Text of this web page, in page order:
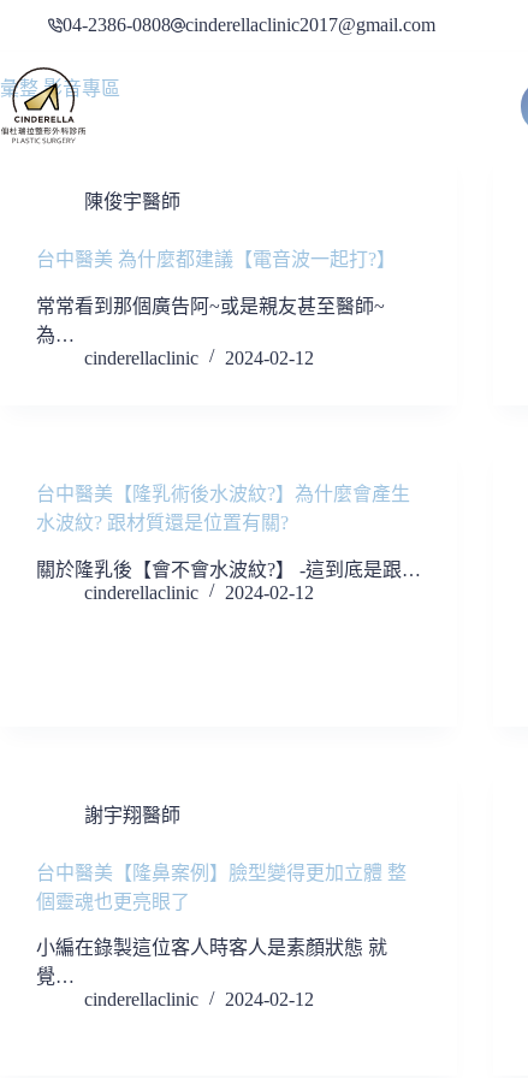
要
內
04-2386-0808 cinderellaclinic2017@gmail.com
彙整影音專區
陳俊宇醫師
台中醫美 為什麼都建議【電音波一起打?】
常常看到那個廣告阿~或是親友甚至醫師~
為…
cinderellaclinic
2024-02-12
台中醫美【隆乳術後水波紋?】為什麼會產生
水波紋? 跟材質還是位置有關?
關於隆乳後【會不會水波紋?】 -這到底是跟…
cinderellaclinic
2024-02-12
謝宇翔醫師
台中醫美【隆鼻案例】臉型變得更加立體 整
個靈魂也更亮眼了
小編在錄製這位客人時客人是素顏狀態 就
覺…
cinderellaclinic
2024-02-12